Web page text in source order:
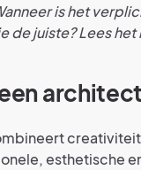
is het
de juiste? Lees het
esthetische